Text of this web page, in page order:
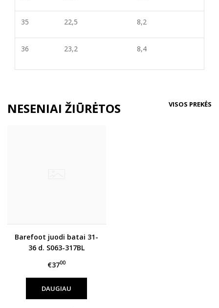
35 22,5 8,2
36 23,2 8,4
NESENIAI ŽIŪRĖTOS VISOS PREKĖS
Barefoot juodi batai 31-
36 d. S063-317BL
€3700
DAUGIAU